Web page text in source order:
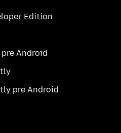
Edition
pre Android
pre Android